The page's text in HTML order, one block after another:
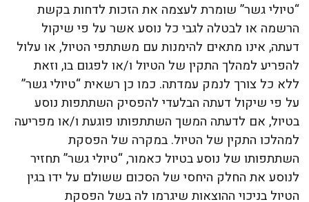
“טיולי גשר” שומרת לעצמה את הזכות לדחות בקשת
הרשמה או לבטלה לגבי כל נוסע אשר על פי שיקול
דעתה, אינו מתאים להימנות עם משתתפי הטיול, או עלול
להפריע למהלך התקין של הטיול ו/או לפגום בו, וזאת
ללא כל צורך לנמק עמדתה. כמו כן רשאית “טיולי גשר”
על פי שיקול דעתה הבלעדי להפסיק השתתפות נוסע
בטיול, אם לדעתה המשך השתתפותו פוגעת ו/או מפריעה
למהלכו התקין של הטיול. במקרה של הפסקת
השתתפותו של נוסע בטיול כאמור, “טיולי גשר” תחזיר
לנוסע את החלק היחסי של הסכום ששולם על ידו בגין
הטיול בניכוי ההוצאות שיגרמו לה בשל הפסקת